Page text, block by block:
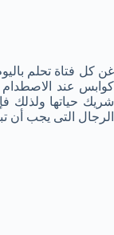
غن كل فتاة تحلم
كوابس عند الاصطدام
شريك حياتها ولذلك
الرجال التى يجب أن